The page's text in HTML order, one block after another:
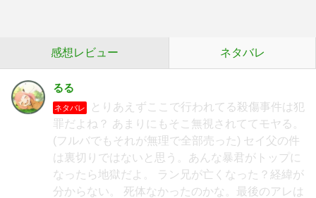
感想レビュー ネタバレ
るる
ネタバレ
とりあえずここで行われてる殺傷事件は犯
罪だよね？ あまりにもそこ無視されててモヤる。
(フルバでもそれが無理で全部売った) セイ父の件
は裏切りではないと思う。あんな暴君がトップに
なったら地獄だよ。 ラン兄が亡くなった？経緯が
分からない。 死体なかったのかな。最後のアレは